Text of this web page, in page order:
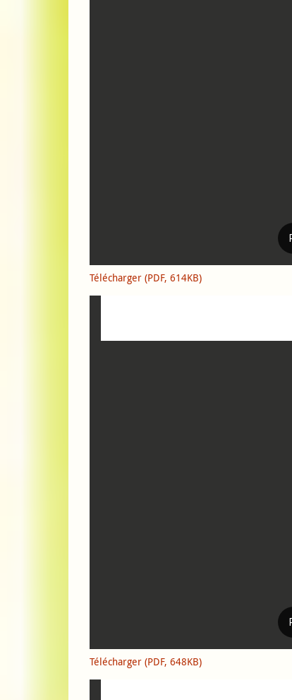
Télécharger (PDF, 614KB)
Télécharger (PDF, 648KB)